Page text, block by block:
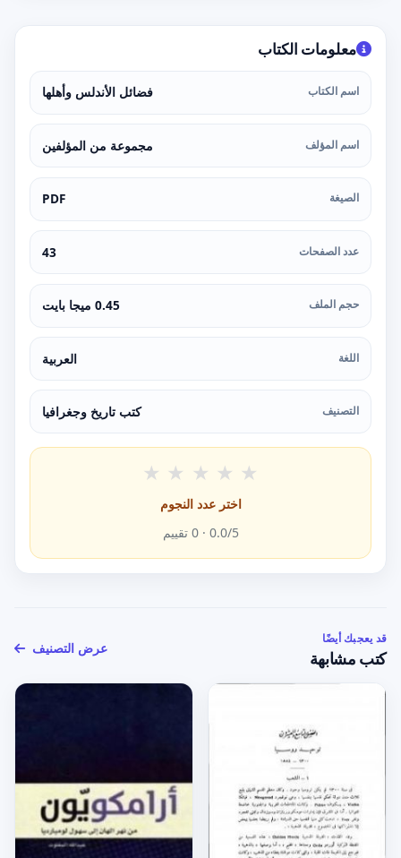
معلومات الكتاب
اسم الكتاب فضائل الأندلس وأهلها
اسم المؤلف مجموعة من المؤلفين
الصيغة PDF
عدد الصفحات 43
حجم الملف 0.45 ميجا بايت
اللغة العربية
التصنيف كتب تاريخ وجغرافيا
★ ★ ★ ★ ★
اختر عدد النجوم
0.0/5 ·
0 تقييم
قد يعجبك أيضًا
كتب مشابهة
عرض التصنيف